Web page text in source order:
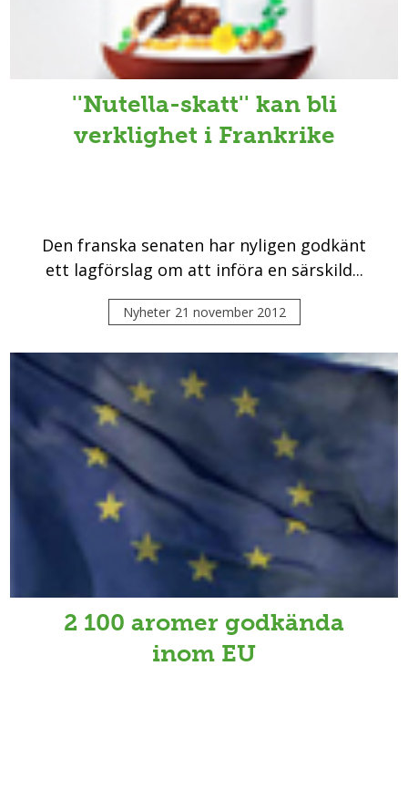
''Nutella-skatt'' kan bli
verklighet i Frankrike
Den franska senaten har nyligen godkänt
ett lagförslag om att införa en särskild...
Nyheter 21 november 2012
2 100 aromer godkända
inom EU